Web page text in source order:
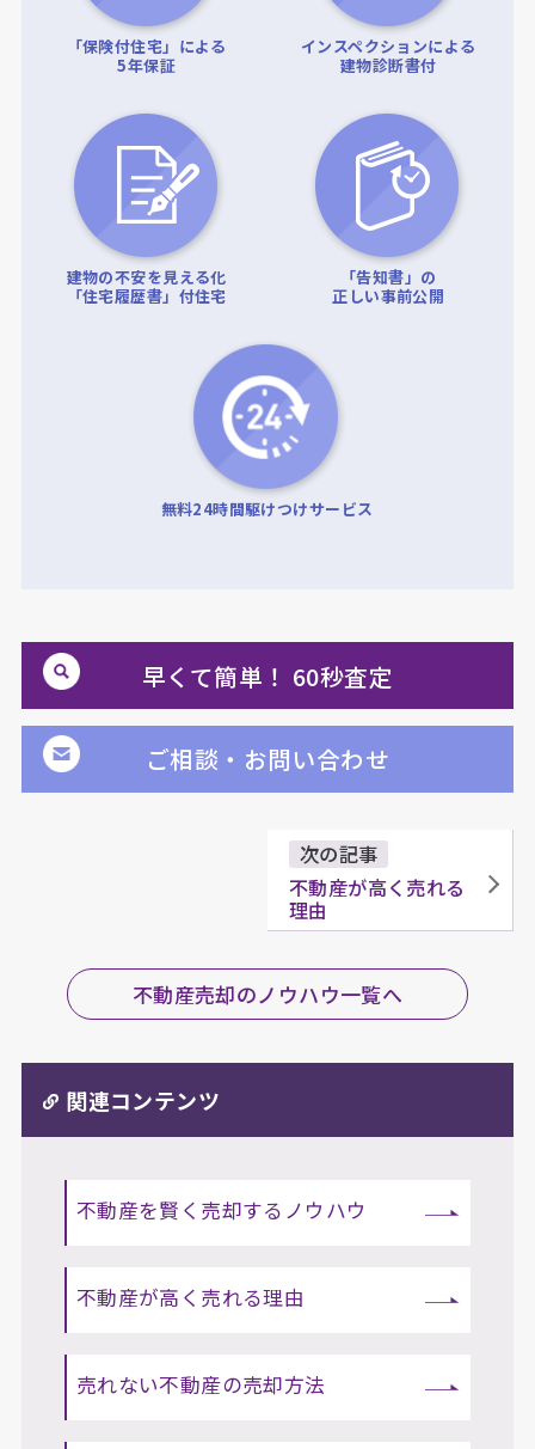
「保険付住宅」による
5年保証
インスペクションによる
建物診断書付
建物の不安を見える化
「住宅履歴書」付住宅
「告知書」の
正しい事前公開
無料24時間駆けつけサービス
早くて簡単！ 60秒査定
ご相談・お問い合わせ
次の記事
不動産が高く売れる
理由
不動産売却のノウハウ一覧へ
関連コンテンツ
不動産を賢く売却するノウハウ
不動産が高く売れる理由
売れない不動産の売却方法